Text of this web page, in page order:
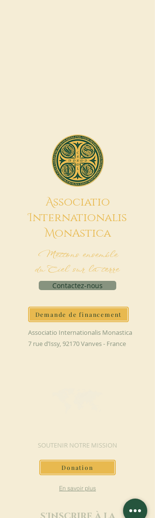
Associatio
Internationalis
MonAstica
Mettons ensemble
du Ciel sur la terre
Contactez-nous
Demande de financement
Associatio Internationalis Monastica
7 rue d’Issy, 92170 Vanves - France
SOUTENIR NOTRE MISSION
Donation
En savoir plus